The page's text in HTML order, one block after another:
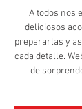
A todos nos
deliciosos
prepararlas y
cada detalle.
de